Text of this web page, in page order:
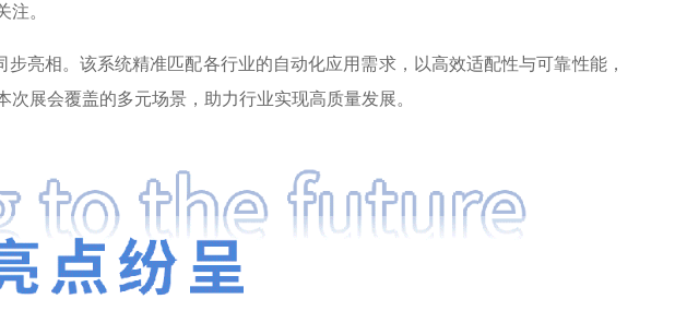
。
步亮相。该系统精准匹配各行业的自动化应用需求，以高效适配性与可靠性能，
展会覆盖的多元场景，助力行业实现高质量发展。